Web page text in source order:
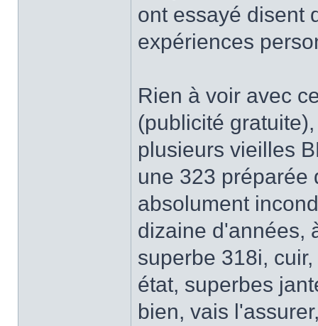
ont essayé disent
expériences
Rien à voir avec
(publicité
plusieurs vieilles
une 323 préparée
absolument
dizaine d'années,
superbe 318i,
état, superbes
bien, vais